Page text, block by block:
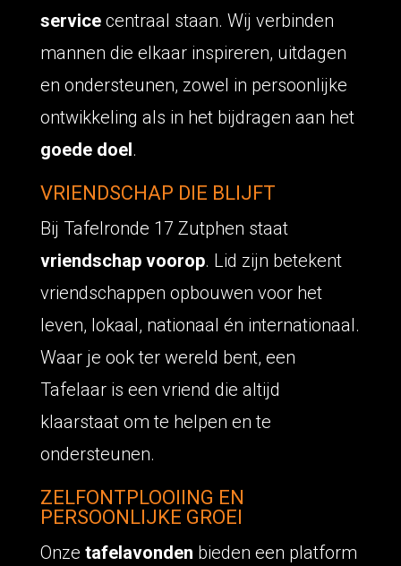
service centraal staan. Wij verbinden
mannen die elkaar inspireren, uitdagen
en ondersteunen, zowel in persoonlijke
ontwikkeling als in het bijdragen aan het
goede doel.
VRIENDSCHAP DIE BLIJFT
Bij Tafelronde 17 Zutphen staat
vriendschap voorop. Lid zijn betekent
vriendschappen opbouwen voor het
leven, lokaal, nationaal én internationaal.
Waar je ook ter wereld bent, een
Tafelaar is een vriend die altijd
klaarstaat om te helpen en te
ondersteunen.
ZELFONTPLOOIING EN
PERSOONLIJKE GROEI
Onze tafelavonden bieden een platform